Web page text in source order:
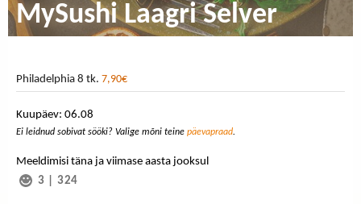
MySushi Laagri Selver
Philadelphia 8 tk. 7,90€
Kuupäev: 06.08
Ei leidnud sobivat sööki? Valige mõni teine päevapraad.
Meeldimisi täna ja viimase aasta jooksul
3
324